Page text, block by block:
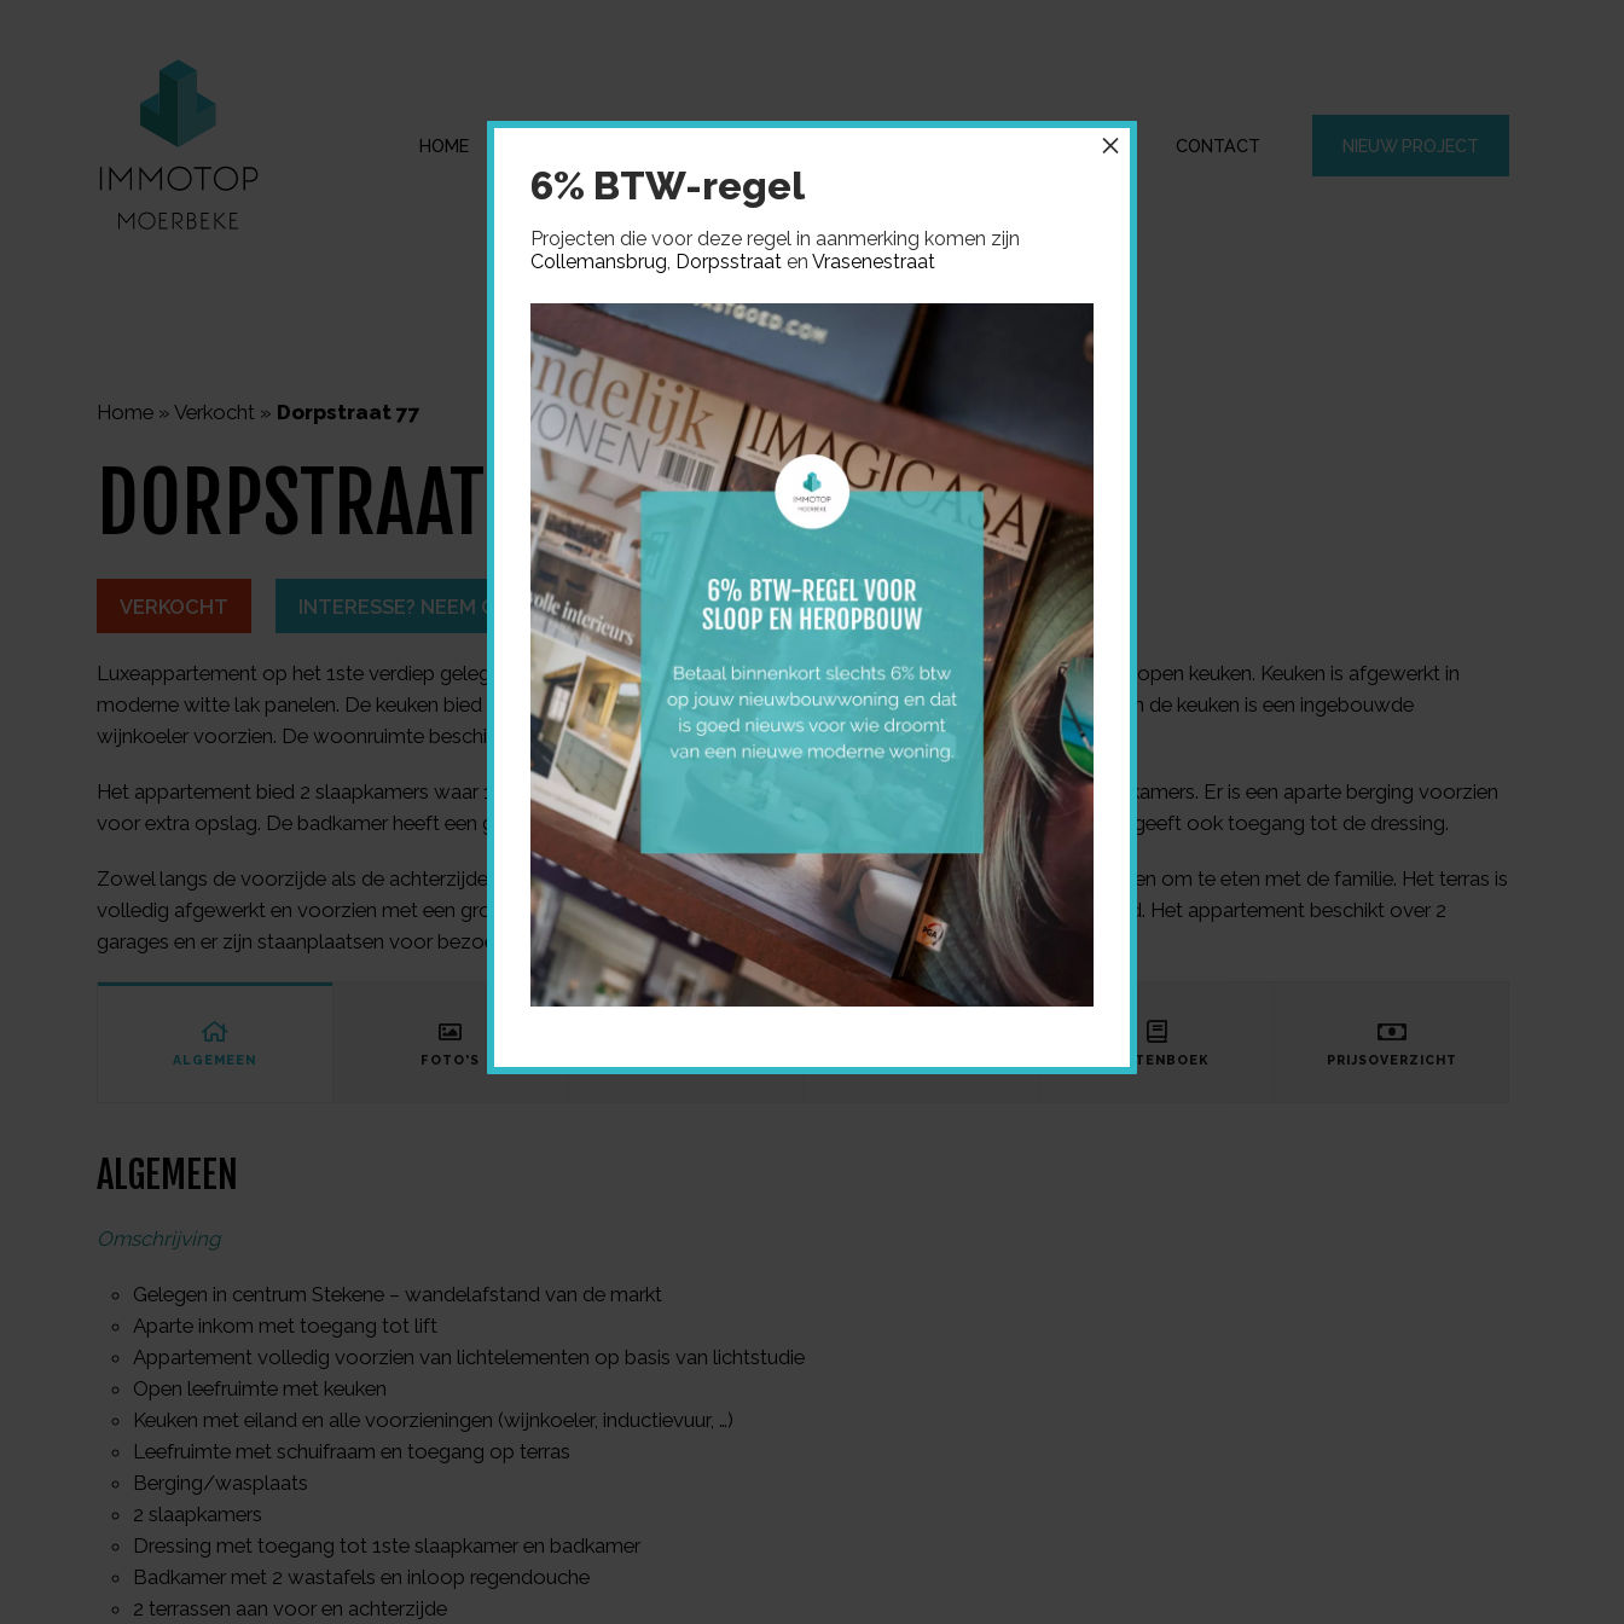
HOME VERKOCHTE PROJECTEN CONTACT NIEUW PROJECT
Home» Verkocht» Dorpstraat 77
DORPSTRAAT 77
VERKOCHT INTERESSE? NEEM CONTACT OP!
Luxeappartement op het 1ste verdiep gelegen in centrum Stekene. Het appartement heeft een ruime leefruimte met open keuken. Keuken is afgewerkt in
moderne witte lak panelen. De keuken bied een groot midden element met ruimte voor de hobby koks onder jullie. In de keuken is een ingebouwde
wijnkoeler voorzien. De woonruimte beschikt over een grote ingebouwde open haard op gas.
Het appartement bied 2 slaapkamers waar 1 toegang bied tot een aparte dressing. De centrale hal connecteert alle kamers. Er is een aparte berging voorzien
voor extra opslag. De badkamer heeft een grote ingebouwde regendouche met dubbel waselement. De badkamer geeft ook toegang tot de dressing.
Zowel langs de voorzijde als de achterzijde is er een terras voorzien. Het terras achteraan is ruim met genoeg plaatsen om te eten met de familie. Het terras is
volledig afgewerkt en voorzien met een groene haag. Je kijkt uit op een groen dak met de garages in de achtergrond. Het appartement beschikt over 2
garages en er zijn staanplaatsen voor bezoekers voorzien.
ALGEMEEN FOTO'S LASTENBOEK PRIJSOVERZICHT
ALGEMEEN
Omschrijving
Gelegen in centrum Stekene – wandelafstand van de markt
Aparte inkom met toegang tot lift
Appartement volledig voorzien van lichtelementen op basis van lichtstudie
Open leefruimte met keuken
Keuken met eiland en alle voorzieningen (wijnkoeler, inductievuur, …)
Leefruimte met schuifraam en toegang op terras
Berging/wasplaats
2 slaapkamers
Dressing met toegang tot 1ste slaapkamer en badkamer
Badkamer met 2 wastafels en inloop regendouche
2 terrassen aan voor en achterzijde
6% BTW-regel
Projecten die voor deze regel in aanmerking komen zijn
Collemansbrug, Dorpsstraat enVrasenestraat
×